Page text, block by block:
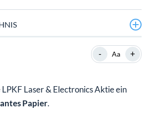
der LPKF Laser & Electronics
der LPKF Laser & Electronics AG
- Aa +
Laser & Electronics Aktie ein
Papier.